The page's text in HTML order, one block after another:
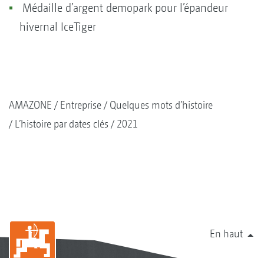
Médaille d’argent demopark pour l’épandeur
hivernal IceTiger
AMAZONE Entreprise
Quelques mots d’histoire
L’histoire par dates clés
2021
En haut